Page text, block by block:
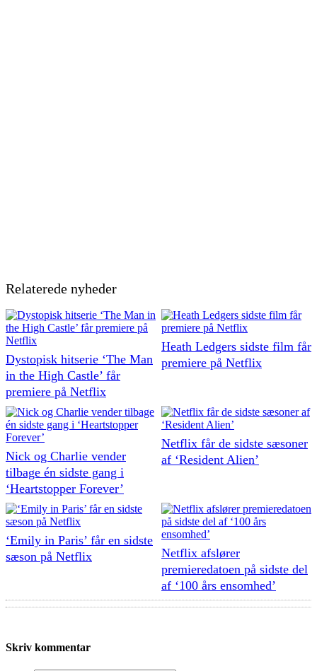
Relaterede nyheder
Dystopisk hitserie ‘The Man
in the High Castle’ får
premiere på Netflix
Heath Ledgers sidste film får
premiere på Netflix
Nick og Charlie vender
tilbage én sidste gang i
‘Heartstopper Forever’
Netflix får de sidste sæsoner
af ‘Resident Alien’
‘Emily in Paris’ får en sidste
sæson på Netflix
Netflix afslører
premieredatoen på sidste del
af ‘100 års ensomhed’
Skriv kommentar